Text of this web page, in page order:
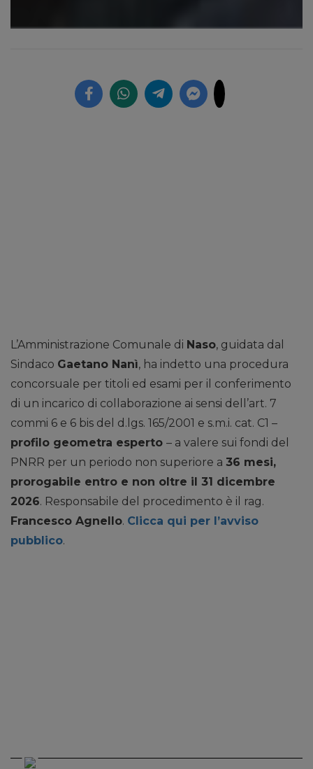
L’Amministrazione Comunale di Naso, guidata dal
Sindaco Gaetano Nanì, ha indetto una procedura
concorsuale per titoli ed esami per il conferimento
di un incarico di collaborazione ai sensi dell’art. 7
commi 6 e 6 bis del d.lgs. 165/2001 e s.m.i. cat. C1 –
profilo geometra esperto – a valere sui fondi del
PNRR per un periodo non superiore a 36 mesi,
prorogabile entro e non oltre il 31 dicembre
2026. Responsabile del procedimento è il rag.
Francesco Agnello. Clicca qui per l’avviso
pubblico.